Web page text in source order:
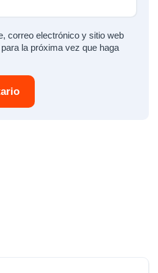
correo electrónico y sitio web
la próxima vez que haga